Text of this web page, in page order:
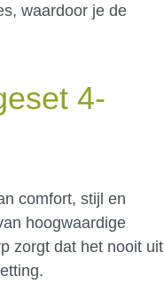
waardoor je de
4-
comfort, stijl en
hoogwaardige
zorgt dat het nooit uit